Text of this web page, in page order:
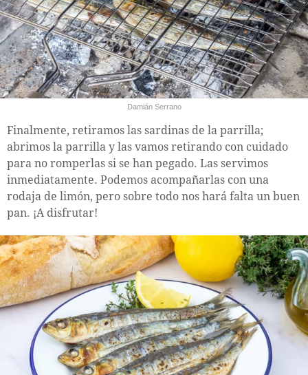
Damián Serrano
Finalmente, retiramos las sardinas de la parrilla;
abrimos la parrilla y las vamos retirando con cuidado
para no romperlas si se han pegado. Las servimos
inmediatamente. Podemos acompañarlas con una
rodaja de limón, pero sobre todo nos hará falta un buen
pan. ¡A disfrutar!